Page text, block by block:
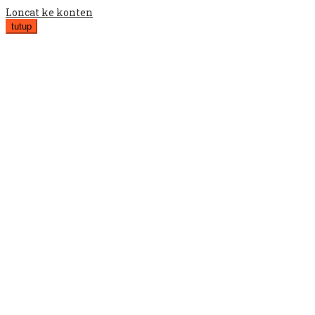
Loncat ke konten
tutup